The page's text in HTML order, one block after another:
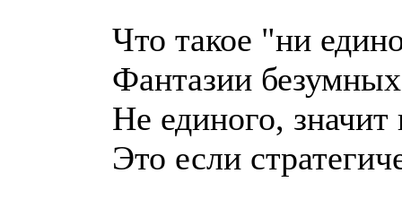
Что такое "ни
Фантазии
Не единого, значит
Это если